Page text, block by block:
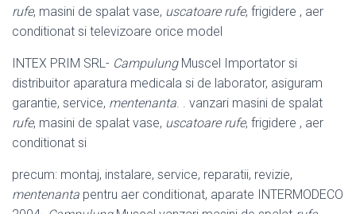
rufe, masini de spalat vase, uscatoare rufe, frigidere , aer
conditionat si televizoare orice model
INTEX PRIM SRL- CampulungMuscel Importator si
distribuitor aparatura medicala si de laborator, asiguram
garantie, service, mentenanta. . vanzari masini de spalat
rufe, masini de spalat vase, uscatoare rufe, frigidere , aer
conditionat si
precum: montaj, instalare, service, reparatii, revizie,
mentenanta pentru aer conditionat, aparate INTERMODECO